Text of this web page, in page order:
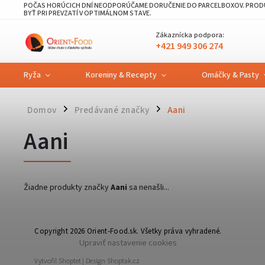
POČAS HORÚCICH DNÍ NEODPORÚČAME DORUČENIE DO PARCELBOXOV.
BYŤ PRI PREVZATÍ V OPTIMÁLNOM STAVE.
Zákaznícka podpora:
+421 949 306 274
Ryža Koreniny & Recepty Omáčky & Pasty
Domov / Predávané značky / Aani
Aani
Žiadne produkty značkyAani sa nenašli...
Copyright 2026 Orient-Food.sk. Všetky práva vyhradené.
Upraviť nastavenie cookies
Vytvořil Shoptet | Design Shoptak.cz